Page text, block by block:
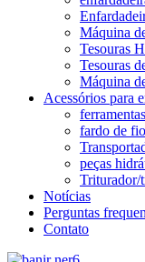
Máquina
Tesouras
Tesouras
Máquina
Acessórios para
fardo de
peças
Triturador/
Notícias
Perguntas
Contato